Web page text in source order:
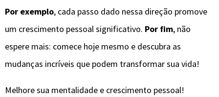
Por exemplo, cada passo dado nessa direção promove
um crescimento pessoal significativo. Por fim, não
espere mais: comece hoje mesmo e descubra as
mudanças incríveis que podem transformar sua vida!
Melhore sua mentalidade e crescimento pessoal!